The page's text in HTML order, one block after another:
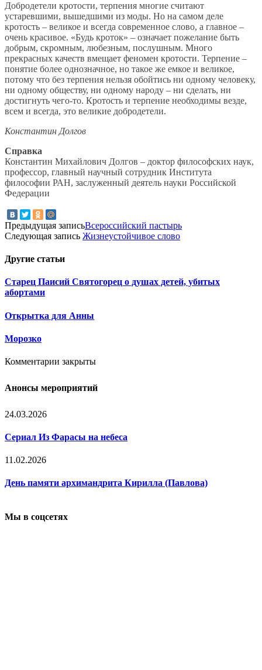
Добродетели кротости, терпения многие считают
устаревшими, вышедшими из моды. Но на самом деле
кротость – великое и всегда современное слово, а главное –
очень красивое. «Будь кроток» – означает пожелание быть
добрым, скромным, любезным, послушным. Много
прекрасных качеств вмещает феномен кротости. Терпение –
понятие более однозначное, но такое же емкое и великое,
потому что без терпения нельзя обойтись ни одному человеку,
ни одному обществу, ни одному народу – ни сделать, ни
достигнуть чего-то. Кротость и терпение необходимы везде,
всем и всегда, это великие добродетели.
Константин Долгов
Справка
Константин Михайлович Долгов – доктор философских наук,
профессор, главный научный сотрудник Института
философии РАН, заслуженный деятель науки Российской
Федерации
Предыдущая записьВсероссийский пастырь
Следующая запись Жизнеустойчивое слово
Другие статьи
Старец Паисий Святогорец о душах детей, убитых
абортами
Открытка для Анны
Морозко
Комментарии закрыты
Анонсы мероприятий
24.03.2026
Сериал Из Фарасы на небеса
11.02.2026
День памяти архимандрита Кирилла (Павлова)
Мы в соцсетях